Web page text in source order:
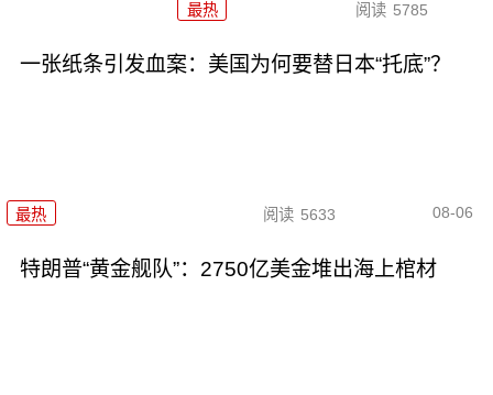
最热 阅读 5785
一张纸条引发血案：美国为何要替日本“托底”？
最热 阅读 5633 08-06
特朗普“黄金舰队”：2750亿美金堆出海上棺材